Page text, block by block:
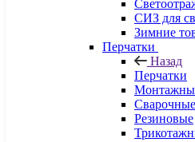
СИЗ для
Зимние
Перчатки
Назад
Перчатки
Сварочные
Резиновые